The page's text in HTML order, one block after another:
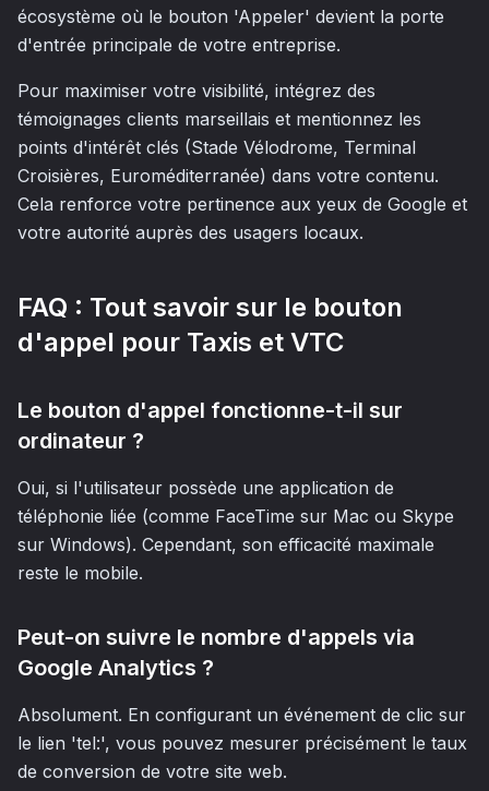
écosystème où le bouton 'Appeler' devient la porte
d'entrée principale de votre entreprise.
Pour maximiser votre visibilité, intégrez des
témoignages clients marseillais et mentionnez les
points d'intérêt clés (Stade Vélodrome, Terminal
Croisières, Euroméditerranée) dans votre contenu.
Cela renforce votre pertinence aux yeux de Google et
votre autorité auprès des usagers locaux.
FAQ : Tout savoir sur le bouton
d'appel pour Taxis et VTC
Le bouton d'appel fonctionne-t-il sur
ordinateur ?
Oui, si l'utilisateur possède une application de
téléphonie liée (comme FaceTime sur Mac ou Skype
sur Windows). Cependant, son efficacité maximale
reste le mobile.
Peut-on suivre le nombre d'appels via
Google Analytics ?
Absolument. En configurant un événement de clic sur
le lien 'tel:', vous pouvez mesurer précisément le taux
de conversion de votre site web.